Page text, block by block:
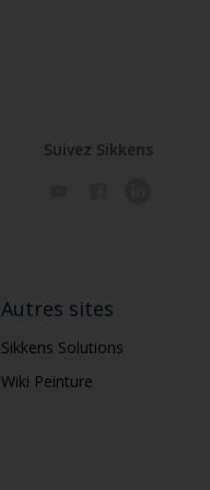
Suivez Sikkens
Autres sites
Sikkens Solutions
Wiki Peinture